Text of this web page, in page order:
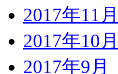
2017年11月
2017年10月
2017年9月